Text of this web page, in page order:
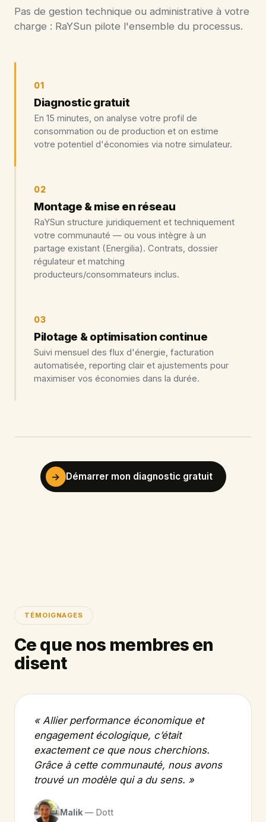
Pas de gestion technique ou administrative à votre
charge : RaYSun pilote l'ensemble du processus.
01
Diagnostic gratuit
En 15 minutes, on analyse votre profil de
consommation ou de production et on estime
votre potentiel d'économies via notre simulateur.
02
Montage & mise en réseau
RaYSun structure juridiquement et techniquement
votre communauté — ou vous intègre à un
partage existant (Energilia). Contrats, dossier
régulateur et matching
producteurs/consommateurs inclus.
03
Pilotage & optimisation continue
Suivi mensuel des flux d'énergie, facturation
automatisée, reporting clair et ajustements pour
maximiser vos économies dans la durée.
→ Démarrer mon diagnostic gratuit
TÉMOIGNAGES
Ce que nos membres en
disent
« Allier performance économique et
engagement écologique, c’était
exactement ce que nous cherchions.
Grâce à cette communauté, nous avons
trouvé un modèle qui a du sens. »
Malik — Dott